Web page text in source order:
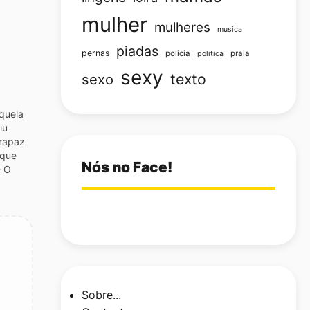
O
mulher mulheres musica
pernas piadas policia politica praia
sexo sexy texto
Nós no Face!
Sobre...